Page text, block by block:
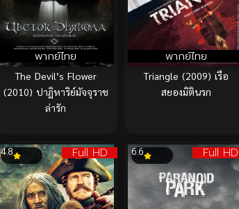
พากย์ไทย
The Devil’s Flower
(2010) ปาฏิหาริย์มัจจุราช
ล่ารัก
พากย์ไทย
Triangle (2009) เรือ
สยองมิตินรก
Full HD
4.8 Full HD
6.6